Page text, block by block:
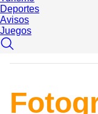
Deportes
Avisos
Juegos